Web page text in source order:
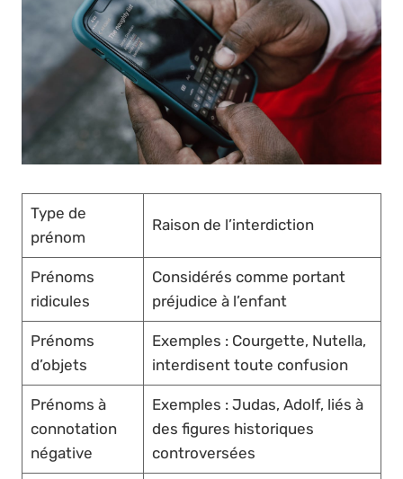
Type de
prénom
Raison de l’interdiction
Prénoms
ridicules
Considérés comme portant
préjudice à l’enfant
Prénoms
d’objets
Exemples : Courgette, Nutella,
interdisent toute confusion
Prénoms à
connotation
négative
Exemples : Judas, Adolf, liés à
des figures historiques
controversées